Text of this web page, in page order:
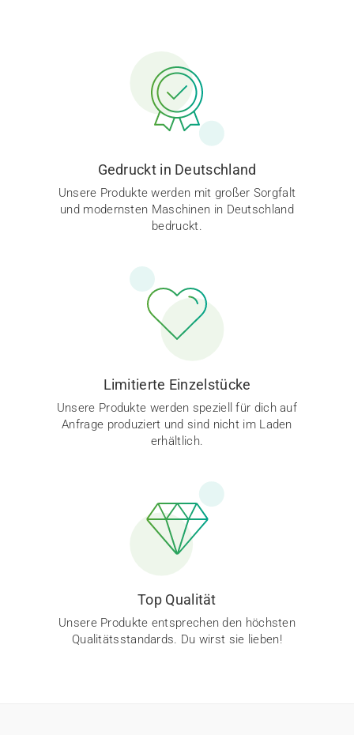
Gedruckt in Deutschland
Unsere Produkte werden mit großer Sorgfalt
und modernsten Maschinen in Deutschland
bedruckt.
Limitierte Einzelstücke
Unsere Produkte werden speziell für dich auf
Anfrage produziert und sind nicht im Laden
erhältlich.
Top Qualität
Unsere Produkte entsprechen den höchsten
Qualitätsstandards. Du wirst sie lieben!